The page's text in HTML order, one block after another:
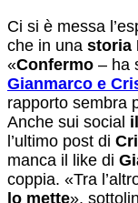
Ci si è messa
che in una storia
«Confermo – ha
Gianmarco e
rapporto sembra
Anche sui social
l’ultimo post di
manca il like di
coppia. «Tra
lo mette»,